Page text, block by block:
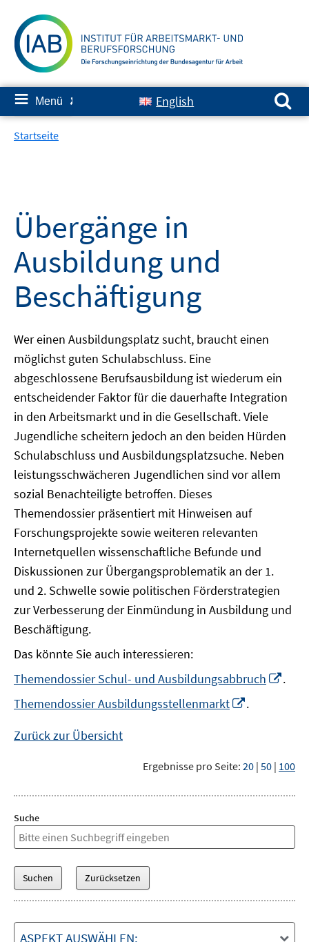
zum
Inhalt
≡ Menü ✘ English
Suchen nach:
Startseite
Übergänge in
Ausbildung und
Beschäftigung
Wer einen Ausbildungsplatz sucht, braucht einen
möglichst guten Schulabschluss. Eine
abgeschlossene Berufsausbildung ist wiederum ein
entscheidender Faktor für die dauerhafte Integration
in den Arbeitsmarkt und in die Gesellschaft. Viele
Jugendliche scheitern jedoch an den beiden Hürden
Schulabschluss und Ausbildungsplatzsuche. Neben
leistungsschwächeren Jugendlichen sind vor allem
sozial Benachteiligte betroffen. Dieses
Themendossier präsentiert mit Hinweisen auf
Forschungsprojekte sowie weiteren relevanten
Internetquellen wissenschaftliche Befunde und
Diskussionen zur Übergangsproblematik an der 1.
und 2. Schwelle sowie politischen Förderstrategien
zur Verbesserung der Einmündung in Ausbildung und
Beschäftigung.
Das könnte Sie auch interessieren:
Themendossier Schul- und Ausbildungsabbruch
.
Themendossier Ausbildungsstellenmarkt
.
Zurück zur Übersicht
Ergebnisse pro Seite: 20 | 50 | 100
Suche
ASPEKT AUSWÄHLEN: